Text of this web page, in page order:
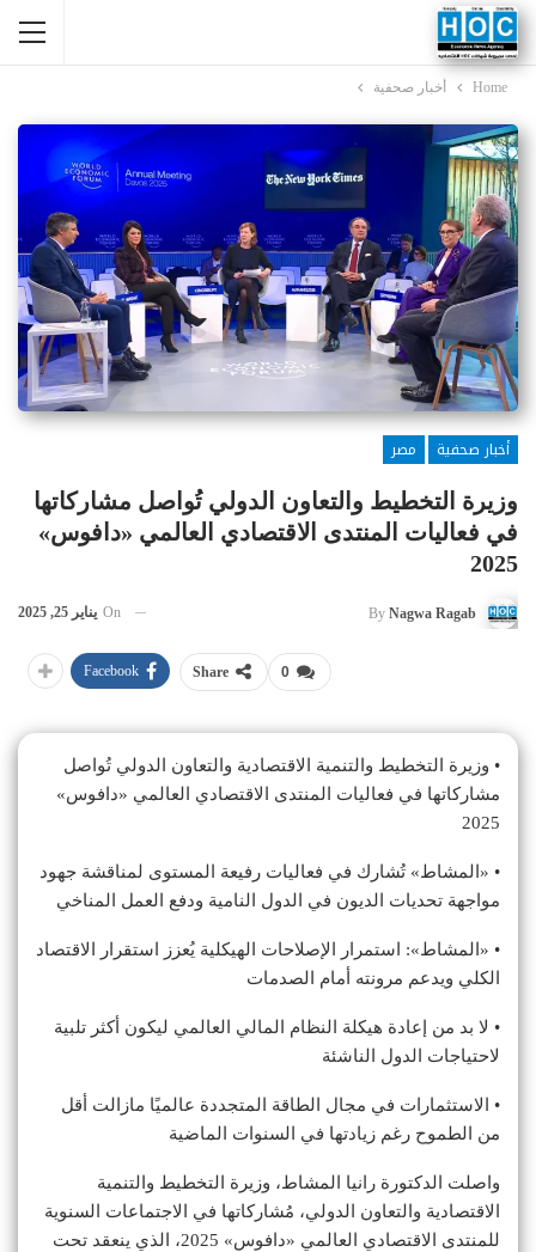
Home أخبار صحفية
أخبار صحفية
مصر
وزيرة التخطيط والتعاون الدولي تُواصل مشاركاتها
في فعاليات المنتدى الاقتصادي العالمي «دافوس»
2025
By Nagwa Ragab
On يناير 25, 2025
0
Share
Facebook
• وزيرة التخطيط والتنمية الاقتصادية والتعاون الدولي تُواصل
مشاركاتها في فعاليات المنتدى الاقتصادي العالمي «دافوس»
2025
• «المشاط» تُشارك في فعاليات رفيعة المستوى لمناقشة جهود
مواجهة تحديات الديون في الدول النامية ودفع العمل المناخي
• «المشاط»: استمرار الإصلاحات الهيكلية يُعزز استقرار الاقتصاد
الكلي ويدعم مرونته أمام الصدمات
• لا بد من إعادة هيكلة النظام المالي العالمي ليكون أكثر تلبية
لاحتياجات الدول الناشئة
• الاستثمارات في مجال الطاقة المتجددة عالميًا مازالت أقل
من الطموح رغم زيادتها في السنوات الماضية
واصلت الدكتورة رانيا المشاط، وزيرة التخطيط والتنمية
الاقتصادية والتعاون الدولي، مُشاركاتها في الاجتماعات السنوية
للمنتدى الاقتصادي العالمي «دافوس» 2025، الذي ينعقد تحت